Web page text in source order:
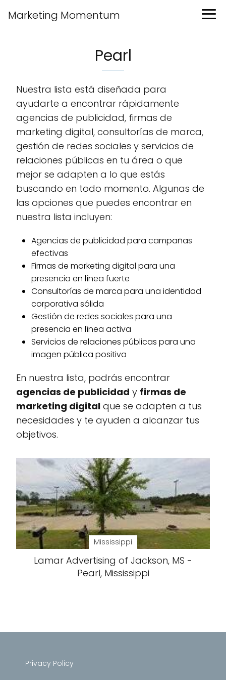
Marketing Momentum
Pearl
Nuestra lista está diseñada para
ayudarte a encontrar rápidamente
agencias de publicidad, firmas de
marketing digital, consultorías de marca,
gestión de redes sociales y servicios de
relaciones públicas en tu área o que
mejor se adapten a lo que estás
buscando en todo momento. Algunas de
las opciones que puedes encontrar en
nuestra lista incluyen:
Agencias de publicidad para campañas
efectivas
Firmas de marketing digital para una
presencia en línea fuerte
Consultorías de marca para una identidad
corporativa sólida
Gestión de redes sociales para una
presencia en línea activa
Servicios de relaciones públicas para una
imagen pública positiva
En nuestra lista, podrás encontrar
agencias de publicidad y firmas de
marketing digital que se adapten a tus
necesidades y te ayuden a alcanzar tus
objetivos.
Mississippi
Lamar Advertising of Jackson, MS -
Pearl, Mississippi
Privacy Policy